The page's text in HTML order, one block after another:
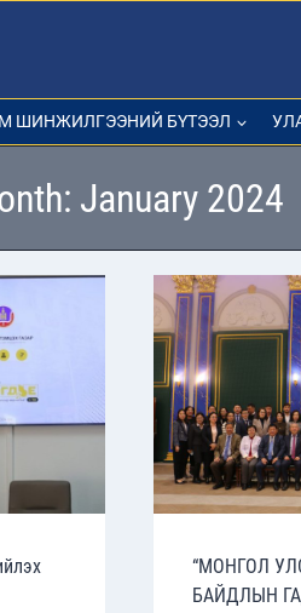
ШИНЖИЛГЭЭНИЙ БҮТЭЭЛ
January 2024
“МОНГОЛ
БАЙДЛЫН